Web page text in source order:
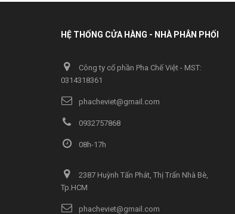
HỆ THỐNG CỬA HÀNG - NHÀ PHÂN PHỐI
Công ty cổ phần Pha Chế Việt - MST:
0314318361
phacheviet@gmail.com
0932757868
08h-17h
2387 Huỳnh Tấn Phát, Thị Trấn Nhà Bè,
Tp.HCM
phacheviet@gmail.com